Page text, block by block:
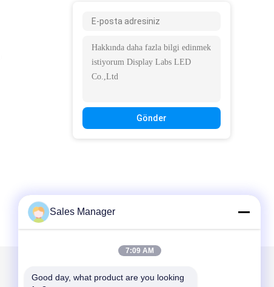
Gönder
Mail Gönder
Sales Manager
7:09 AM
Good day, what product are you looking